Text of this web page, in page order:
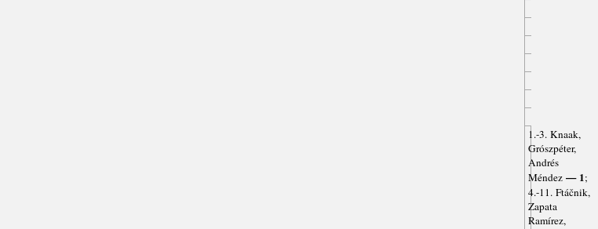
1.-3. Knaak,
Grószpéter,
Andrés
Méndez— 1;
4.-11. Ftáčnik,
Zapata
Ramírez,